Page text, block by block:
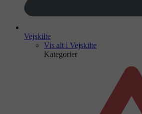
Vejskilte
Vis alt i Vejskilte
Kategorier